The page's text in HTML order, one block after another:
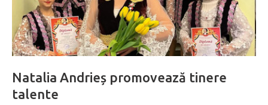
Natalia Andrieș promovează tinere
talente